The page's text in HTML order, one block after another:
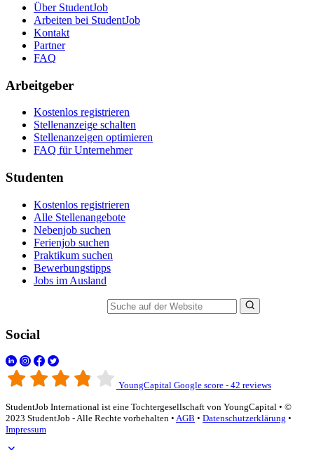
Über StudentJob
Arbeiten bei StudentJob
Kontakt
Partner
FAQ
Arbeitgeber
Kostenlos registrieren
Stellenanzeige schalten
Stellenanzeigen optimieren
FAQ für Unternehmer
Studenten
Kostenlos registrieren
Alle Stellenangebote
Nebenjob suchen
Ferienjob suchen
Praktikum suchen
Bewerbungstipps
Jobs im Ausland
Social
YoungCapital Google score - 42 reviews
StudentJob International ist eine Tochtergesellschaft von YoungCapital • ©
2023 StudentJob - Alle Rechte vorbehalten • AGB • Datenschutzerklärung •
Impressum